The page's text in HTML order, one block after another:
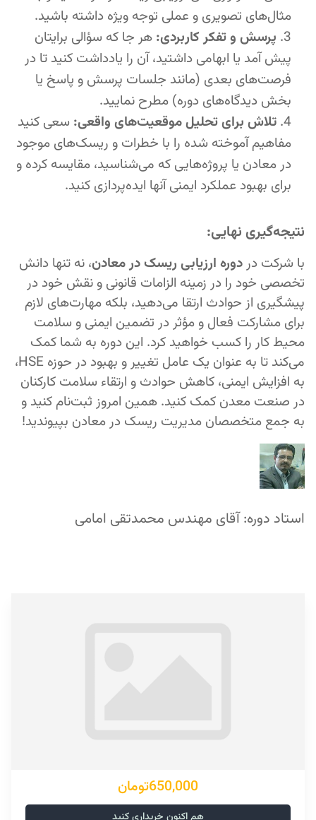
مثال‌های تصویری و عملی توجه ویژه داشته باشید.
پرسش و تفکر کاربردی: هر جا که سؤالی برایتان
پیش آمد یا ابهامی داشتید، آن را یادداشت کنید تا در
فرصت‌های بعدی (مانند جلسات پرسش و پاسخ یا
بخش دیدگاه‌های دوره) مطرح نمایید.
تلاش برای تحلیل موقعیت‌های واقعی: سعی کنید
مفاهیم آموخته شده را با خطرات و ریسک‌های موجود
در معادن یا پروژه‌هایی که می‌شناسید، مقایسه کرده و
برای بهبود عملکرد ایمنی آنها ایده‌پردازی کنید.
نتیجه‌گیری نهایی:
با شرکت دردوره ارزیابی ریسک در معادن، نه تنها دانش
تخصصی خود را در زمینه الزامات قانونی و نقش خود در
پیشگیری از حوادث ارتقا می‌دهید، بلکه مهارت‌های لازم
برای مشارکت فعال و مؤثر در تضمین ایمنی و سلامت
محیط کار را کسب خواهید کرد. این دوره به شما کمک
می‌کند تا به عنوان یک عامل تغییر و بهبود در حوزه HSE،
به افزایش ایمنی، کاهش حوادث و ارتقاء سلامت کارکنان
در صنعت معدن کمک کنید. همین امروز ثبت‌نام کنید و
به جمع متخصصان مدیریت ریسک در معادن بپیوندید!
استاد دوره: آقای مهندس محمدتقی امامی
650,000تومان
هم اکنون خریداری کنید